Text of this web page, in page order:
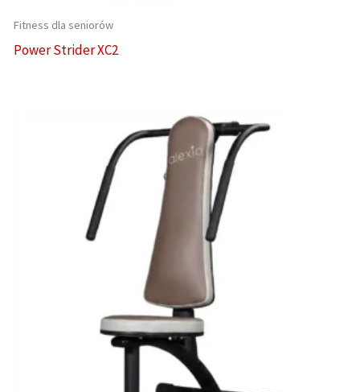
Fitness dla seniorów
Power Strider XC2